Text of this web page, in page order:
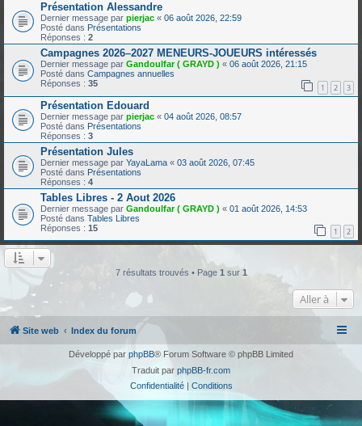
Présentation Alessandre
Dernier message par pierjac « 06 août 2026, 22:59
Posté dans Présentations
Réponses : 2
Campagnes 2026–2027 MENEURS-JOUEURS intéressés
Dernier message par Gandoulfar ( GRAYD ) « 06 août 2026, 21:15
Posté dans Campagnes annuelles
Réponses : 35 1 2 3
Présentation Edouard
Dernier message par pierjac « 04 août 2026, 08:57
Posté dans Présentations
Réponses : 3
Présentation Jules
Dernier message par YayaLama « 03 août 2026, 07:45
Posté dans Présentations
Réponses : 4
Tables Libres - 2 Aout 2026
Dernier message par Gandoulfar ( GRAYD ) « 01 août 2026, 14:53
Posté dans Tables Libres
Réponses : 15 1 2
7 résultats trouvés • Page 1sur 1
Aller à
Site web Index du forum
Développé par phpBB® Forum Software © phpBB Limited
Traduit par phpBB-fr.com
Confidentialité| Conditions